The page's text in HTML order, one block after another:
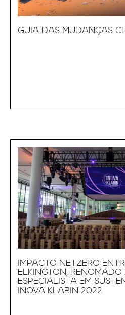
GUIA DAS MUDANÇAS
IMPACTO NETZERO
ELKINGTON,
ESPECIALISTA EM
INOVA KLABIN 2022